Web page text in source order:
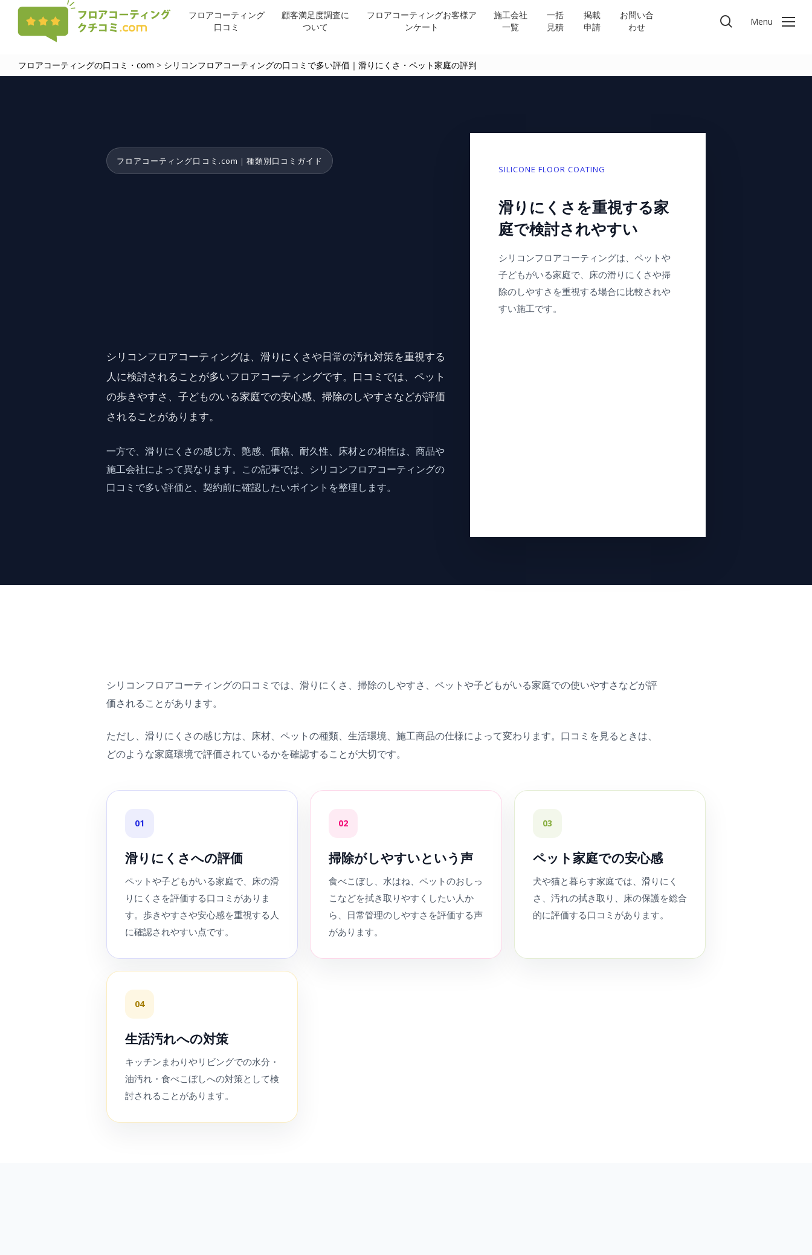
フロアコーティング
口コミ
顧客満足度調査に
ついて
フロアコーティングお客様ア
ンケート
施工会社
一覧
一括
見積
掲載
申請
お問い合
わせ
search
Menu
フロアコーティングの口コミ・com > シリコンフロアコーティングの口コミで多い評価｜滑りにくさ・ペット家庭の評判
フロアコーティング口コミ.com｜種類別口コミガイド
シリコンフロアコーティングは、滑りにくさや日常の汚れ対策を重視する
人に検討されることが多いフロアコーティングです。口コミでは、ペット
の歩きやすさ、子どものいる家庭での安心感、掃除のしやすさなどが評価
されることがあります。
一方で、滑りにくさの感じ方、艶感、価格、耐久性、床材との相性は、商品や
施工会社によって異なります。この記事では、シリコンフロアコーティングの
口コミで多い評価と、契約前に確認したいポイントを整理します。
SILICONE FLOOR COATING
滑りにくさを重視する家
庭で検討されやすい
シリコンフロアコーティングは、ペットや
子どもがいる家庭で、床の滑りにくさや掃
除のしやすさを重視する場合に比較されや
すい施工です。
シリコンフロアコーティングの口コミでは、滑りにくさ、掃除のしやすさ、ペットや子どもがいる家庭での使いやすさなどが評
価されることがあります。
ただし、滑りにくさの感じ方は、床材、ペットの種類、生活環境、施工商品の仕様によって変わります。口コミを見るときは、
どのような家庭環境で評価されているかを確認することが大切です。
01
滑りにくさへの評価
ペットや子どもがいる家庭で、床の滑
りにくさを評価する口コミがありま
す。歩きやすさや安心感を重視する人
に確認されやすい点です。
02
掃除がしやすいという声
食べこぼし、水はね、ペットのおしっ
こなどを拭き取りやすくしたい人か
ら、日常管理のしやすさを評価する声
があります。
03
ペット家庭での安心感
犬や猫と暮らす家庭では、滑りにく
さ、汚れの拭き取り、床の保護を総合
的に評価する口コミがあります。
04
生活汚れへの対策
キッチンまわりやリビングでの水分・
油汚れ・食べこぼしへの対策として検
討されることがあります。